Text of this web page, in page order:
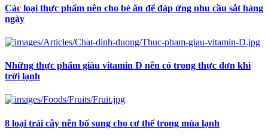
Các loại thực phẩm nên cho bé ăn để đáp ứng nhu cầu sắt hàng
ngày
Những thực phẩm giàu vitamin D nên có trong thực đơn khi
trời lạnh
8 loại trái cây nên bổ sung cho cơ thể trong mùa lạnh